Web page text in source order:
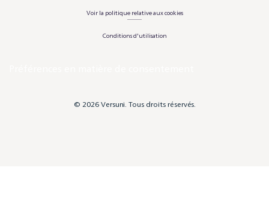
Voir la politique relative aux cookies
Conditions d'utilisation
© 2026 Versuni. Tous droits réservés.